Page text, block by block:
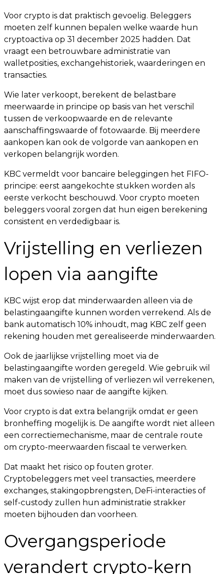
Voor crypto is dat praktisch gevoelig. Beleggers
moeten zelf kunnen bepalen welke waarde hun
cryptoactiva op 31 december 2025 hadden. Dat
vraagt een betrouwbare administratie van
walletposities, exchangehistoriek, waarderingen en
transacties.
Wie later verkoopt, berekent de belastbare
meerwaarde in principe op basis van het verschil
tussen de verkoopwaarde en de relevante
aanschaffingswaarde of fotowaarde. Bij meerdere
aankopen kan ook de volgorde van aankopen en
verkopen belangrijk worden.
KBC vermeldt voor bancaire beleggingen het FIFO-
principe: eerst aangekochte stukken worden als
eerste verkocht beschouwd. Voor crypto moeten
beleggers vooral zorgen dat hun eigen berekening
consistent en verdedigbaar is.
Vrijstelling en verliezen
lopen via aangifte
KBC wijst erop dat minderwaarden alleen via de
belastingaangifte kunnen worden verrekend. Als de
bank automatisch 10% inhoudt, mag KBC zelf geen
rekening houden met gerealiseerde minderwaarden.
Ook de jaarlijkse vrijstelling moet via de
belastingaangifte worden geregeld. Wie gebruik wil
maken van de vrijstelling of verliezen wil verrekenen,
moet dus sowieso naar de aangifte kijken.
Voor crypto is dat extra belangrijk omdat er geen
bronheffing mogelijk is. De aangifte wordt niet alleen
een correctiemechanisme, maar de centrale route
om crypto-meerwaarden fiscaal te verwerken.
Dat maakt het risico op fouten groter.
Cryptobeleggers met veel transacties, meerdere
exchanges, stakingopbrengsten, DeFi-interacties of
self-custody zullen hun administratie strakker
moeten bijhouden dan voorheen.
Overgangsperiode
verandert crypto-kern